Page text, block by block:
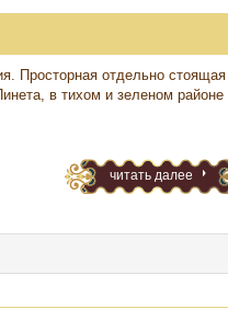
Просторная отдельно стоящая
в тихом и зеленом районе
читать далее